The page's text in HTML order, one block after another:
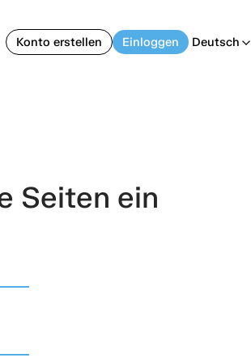
Konto erstellen Einloggen Deutsch arrow_back_ios
Seiten ein